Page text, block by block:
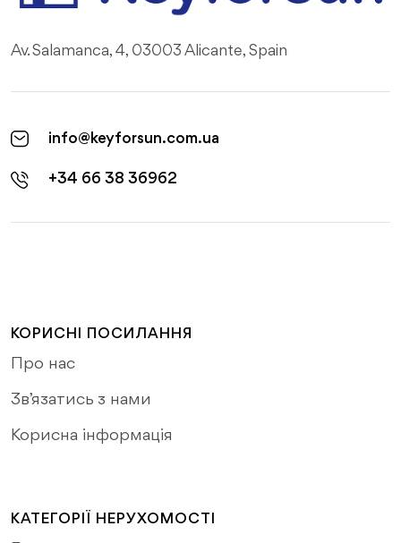
Av. Salamanca, 4, 03003 Alicante, Spain
info@keyforsun.com.ua
+34 66 38 36962
КОРИСНІ ПОСИЛАННЯ
Про нас
Зв’язатись з нами
Корисна інформація
КАТЕГОРІЇ НЕРУХОМОСТІ